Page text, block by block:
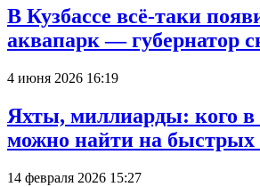
В Кузбассе всё-таки
аквапарк — губернатор
4 июня 2026 16:19
Яхты, миллиарды: кого в
можно найти на быстрых
14 февраля 2026 15:27